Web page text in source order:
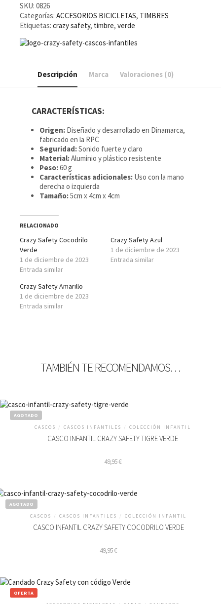
SKU: 0826
Categorías: ACCESORIOS BICICLETAS, TIMBRES
Etiquetas: crazy safety, timbre, verde
Descripción Marca Valoraciones (0)
CARACTERÍSTICAS:
Origen: Diseñado y desarrollado en Dinamarca,
fabricado en la RPC
Seguridad:Sonido fuerte y claro
Material:Aluminio y plástico resistente
Peso:60 g
Características adicionales: Uso con la mano
derecha o izquierda
Tamaño:5cm x 4cm x 4cm
RELACIONADO
Crazy Safety Cocodrilo
Verde
1 de diciembre de 2023
Entrada similar
Crazy Safety Azul
1 de diciembre de 2023
Entrada similar
Crazy Safety Amarillo
1 de diciembre de 2023
Entrada similar
TAMBIÉN TE RECOMENDAMOS…
AGOTADO
CASCOS
/ CASCOS INFANTILES / COLECCIÓN INFANTIL
CASCO INFANTIL CRAZY SAFETY TIGRE VERDE
49,95€
AGOTADO
CASCOS
/ CASCOS INFANTILES / COLECCIÓN INFANTIL
CASCO INFANTIL CRAZY SAFETY COCODRILO VERDE
49,95€
OFERTA